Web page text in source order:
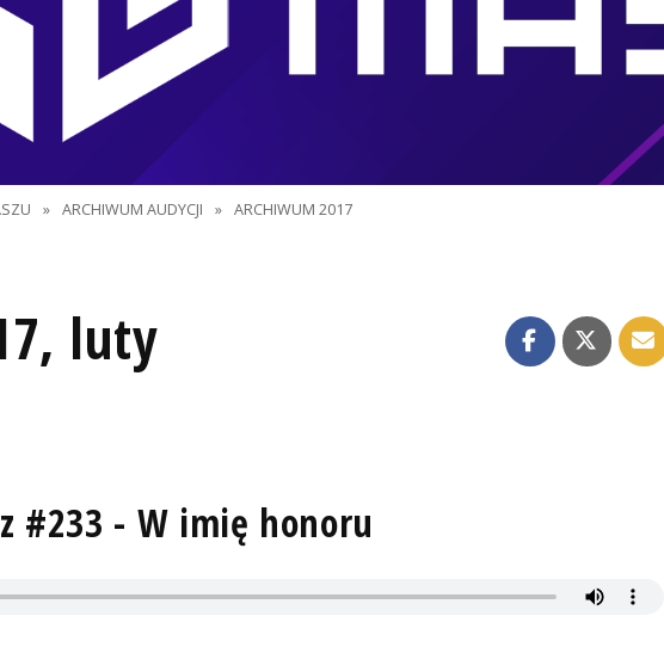
» ARCHIWUM AUDYCJI » ARCHIWUM 2017
luty
#233 - W imię honoru